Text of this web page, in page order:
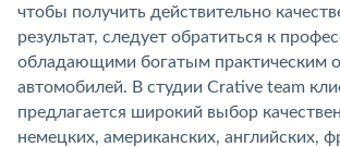
чтобы получить действительно
результат, следует обратиться к
обладающими богатым практическим
автомобилей. В студии Crative team
предлагается широкий выбор
немецких, американских, английских,